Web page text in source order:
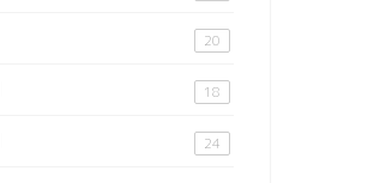
20
18
24